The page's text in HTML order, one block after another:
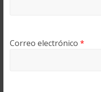
Correo electrónico *